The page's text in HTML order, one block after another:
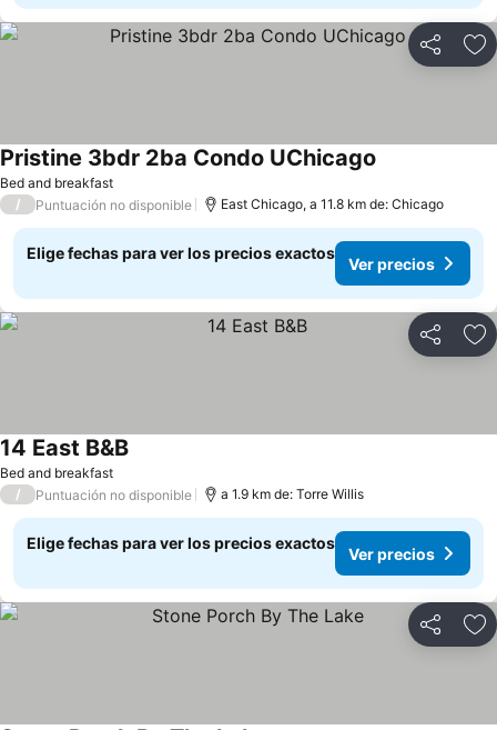
Compartir
Bed and breakfast
Pristine 3bdr 2ba Condo UChicago
/ Puntuación no disponible East Chicago, a 11.8 km de: Chicago
Elige fechas para ver los precios exactos
Ver precios
Compartir
Bed and breakfast
14 East B&BVer precios
/ Puntuación no disponible a 1.9 km de: Torre Willis
Elige fechas para ver los precios exactos
Ver precios
Compartir